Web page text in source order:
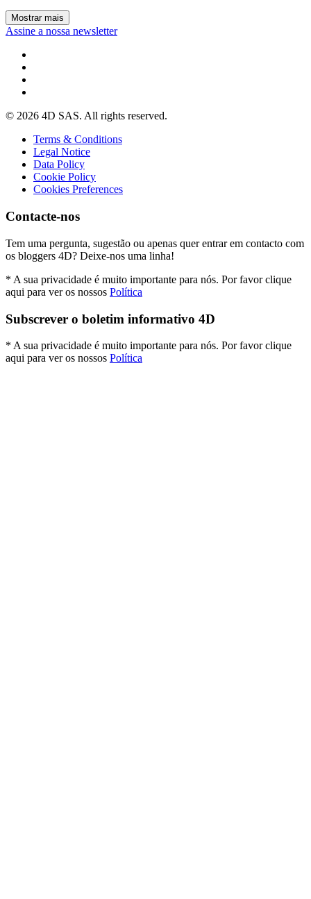
Mostrar mais
Assine a nossa newsletter
© 2026 4D SAS. All rights reserved.
Terms & Conditions
Legal Notice
Data Policy
Cookie Policy
Cookies Preferences
Contacte-nos
Tem uma pergunta, sugestão ou apenas quer entrar em contacto com
os bloggers 4D? Deixe-nos uma linha!
* A sua privacidade é muito importante para nós. Por favor clique
aqui para ver os nossos Política
Subscrever o boletim informativo 4D
* A sua privacidade é muito importante para nós. Por favor clique
aqui para ver os nossos Política